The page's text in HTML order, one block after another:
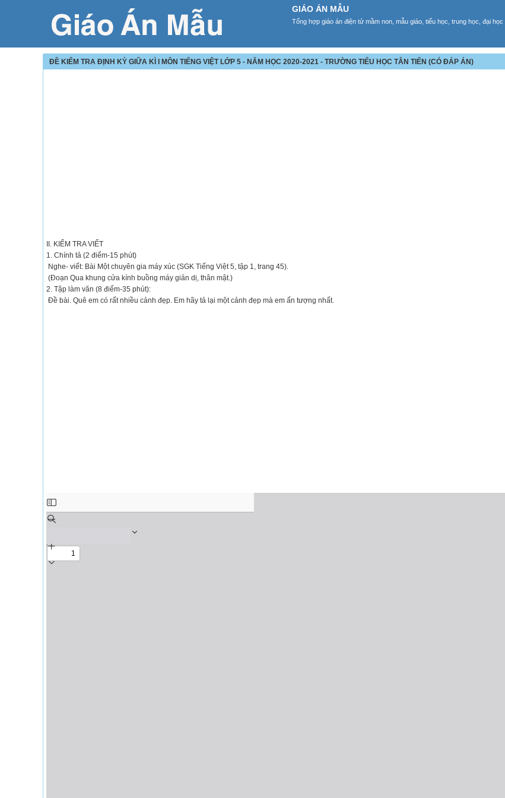
GIÁO ÁN MẪU
Tổng hợp giáo án điện tử mầm non, mẫu giáo, tiểu học, trung học, đại học
ĐỀ KIỂM TRA ĐỊNH KỲ GIỮA KÌ I MÔN TIẾNG VIỆT LỚP 5 - NĂM HỌC 2020-2021 - TRƯỜNG TIỂU HỌC TÂN TIẾN (CÓ ĐÁP ÁN)
II. KIỂM TRA VIẾT
1. Chính tả (2 điểm-15 phút)
Nghe- viết: Bài Một chuyên gia máy xúc (SGK Tiếng Việt 5, tập 1, trang 45).
(Đoạn Qua khung cửa kính buồng máy giản dị, thân mật.)
2. Tập làm văn (8 điểm-35 phút):
Đề bài. Quê em có rất nhiều cảnh đẹp. Em hãy tả lại một cảnh đẹp mà em ấn tượng nhất.